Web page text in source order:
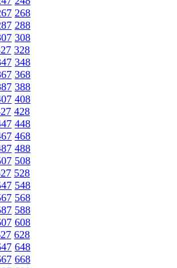
268
288
308
328
348
368
388
408
428
448
468
488
508
528
548
568
588
608
628
648
668